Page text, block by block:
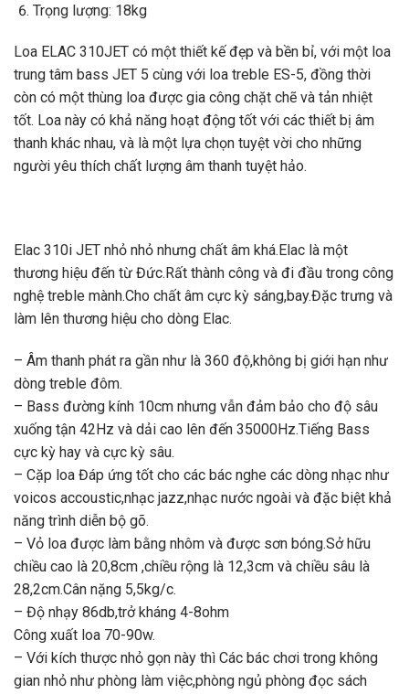
Trọng lượng: 18kg
Loa ELAC 310JET có một thiết kế đẹp và bền bỉ, với một loa
trung tâm bass JET 5 cùng với loa treble ES-5, đồng thời
còn có một thùng loa được gia công chặt chẽ và tản nhiệt
tốt. Loa này có khả năng hoạt động tốt với các thiết bị âm
thanh khác nhau, và là một lựa chọn tuyệt vời cho những
người yêu thích chất lượng âm thanh tuyệt hảo.
Elac 310i JET nhỏ nhỏ nhưng chất âm khá.Elac là một
thương hiệu đến từ Đức.Rất thành công và đi đầu trong công
nghệ treble mành.Cho chất âm cực kỳ sáng,bay.Đặc trưng và
làm lên thương hiệu cho dòng Elac.
– Âm thanh phát ra gần như là 360 độ,không bị giới hạn như
dòng treble đôm.
– Bass đường kính 10cm nhưng vẫn đảm bảo cho độ sâu
xuống tận 42Hz và dải cao lên đến 35000Hz.Tiếng Bass
cực kỳ hay và cực kỳ sâu.
– Cặp loa Đáp ứng tốt cho các bác nghe các dòng nhạc như
voicos accoustic,nhạc jazz,nhạc nước ngoài và đặc biệt khả
năng trình diễn bộ gõ.
– Vỏ loa được làm bằng nhôm và được sơn bóng.Sở hữu
chiều cao là 20,8cm ,chiều rộng là 12,3cm và chiều sâu là
28,2cm.Cân nặng 5,5kg/c.
– Độ nhạy 86db,trở kháng 4-8ohm
Công xuất loa 70-90w.
– Với kích thược nhỏ gọn này thì Các bác chơi trong không
gian nhỏ như phòng làm việc,phòng ngủ phòng đọc sách